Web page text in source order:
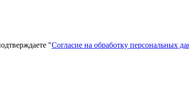
"Согласие на обработку персональных